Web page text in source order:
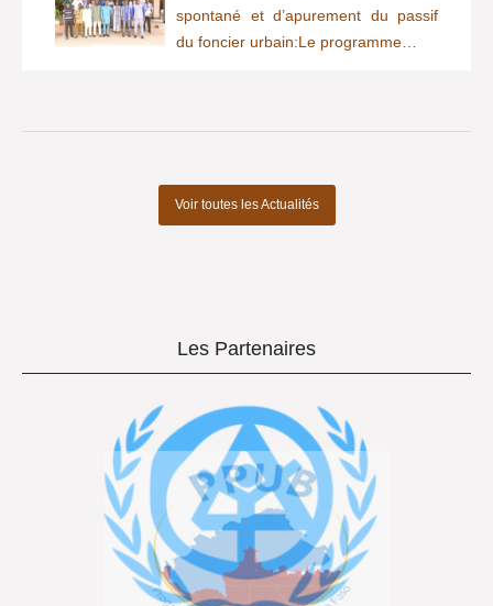
spontané et d’apurement du passif
du foncier urbain:Le programme…
Voir toutes les Actualités
Les Partenaires